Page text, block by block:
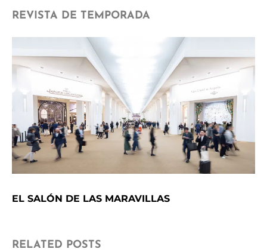
REVISTA DE TEMPORADA
EL SALÓN DE LAS MARAVILLAS
RELATED POSTS